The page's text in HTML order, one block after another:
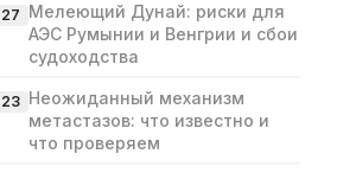
Мелеющий Дунай: риски для
АЭС Румынии и Венгрии и сбои
судоходства
Неожиданный механизм
метастазов: что известно и
что проверяем